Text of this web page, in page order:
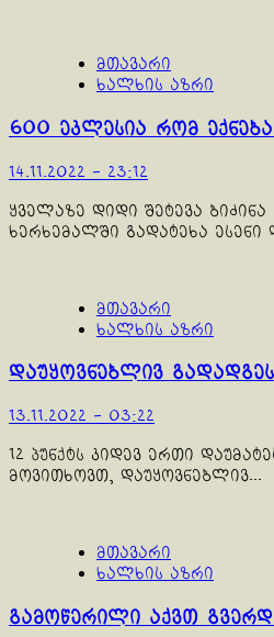
მთავარი
ხალხის აზრი
600 ეკლესია რომ
14.11.2022 - 23:12
ყველაზე დიდი შეტევა
ხერხემალში გადატეხა ესენი
მთავარი
ხალხის აზრი
დაუყოვნებლივ
13.11.2022 - 03:22
12 პუნქტს კიდევ ერთი
მოვითხოვთ, დაუყოვნებლივ...
მთავარი
ხალხის აზრი
გამოწერილი აქვთ